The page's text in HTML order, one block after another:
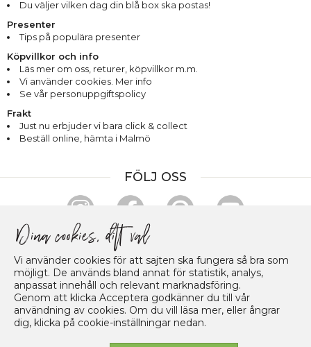
Vi använder cookies för att sajten ska fungera så bra som
möjligt. De används bland annat för statistik, analys,
anpassat innehåll och relevant marknadsföring.
Genom att klicka Acceptera godkänner du till vår
användning av cookies. Om du vill läsa mer, eller ångrar
dig, klicka på cookie-inställningar nedan.
Du väljer vilken dag din blå box ska postas!
Presenter
Tips på populära presenter
Köpvillkor och info
Läs mer om oss, returer, köpvillkor m.m.
Vi använder cookies. Mer info
Se vår personuppgiftspolicy
Frakt
Just nu erbjuder vi bara click & collect
Beställ online, hämta i Malmö
FÖLJ OSS
HANDLA & BETALA TRYGGT